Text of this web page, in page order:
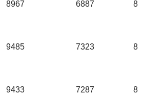
8967 6887
9485 7323
9433 7287